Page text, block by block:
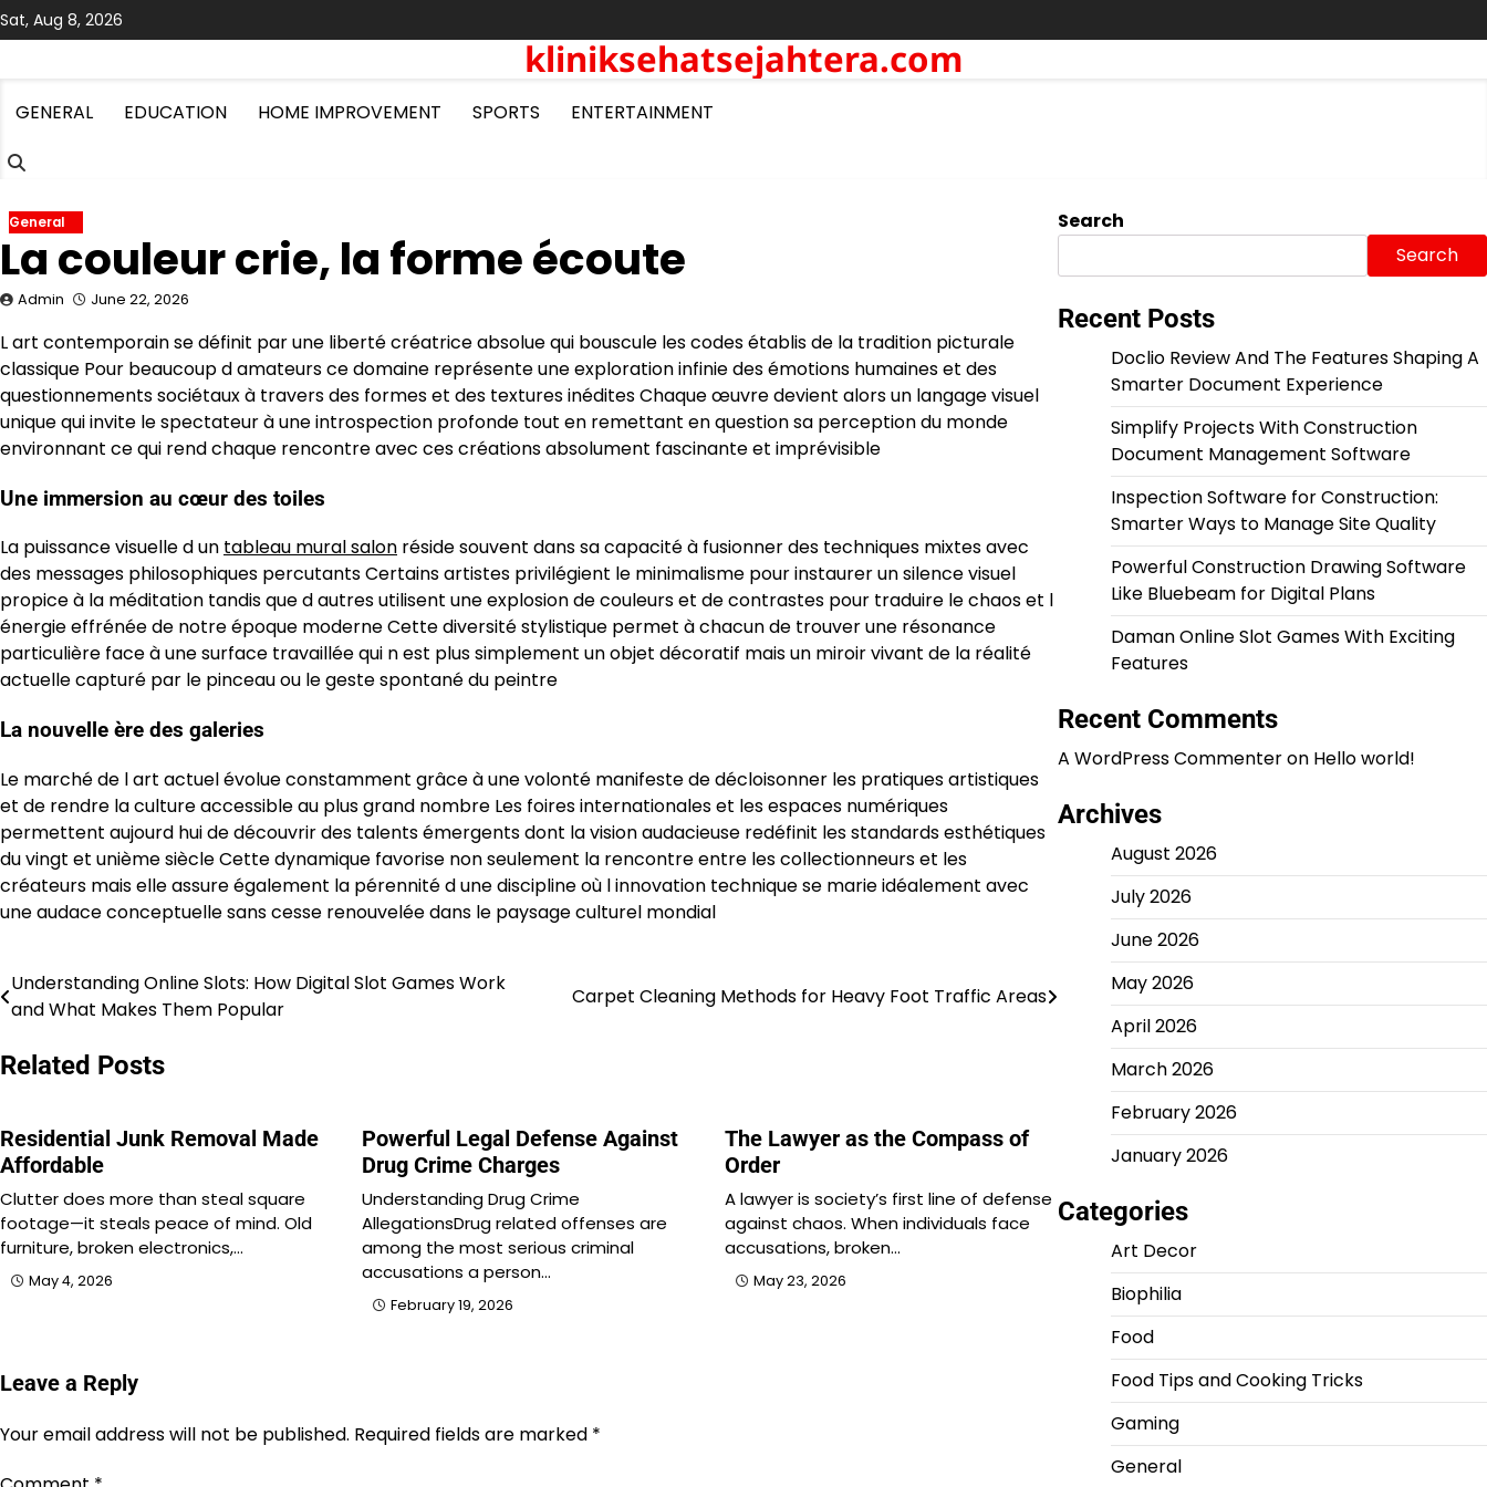
Skip
to
Sat, Aug 8, 2026
kliniksehatsejahtera.com
GENERAL EDUCATION HOME IMPROVEMENT SPORTS ENTERTAINMENT
General
La couleur crie, la forme écoute
Admin June 22, 2026
L art contemporain se définit par une liberté créatrice absolue qui bouscule les codes établis de la tradition picturale
classique Pour beaucoup d amateurs ce domaine représente une exploration infinie des émotions humaines et des
questionnements sociétaux à travers des formes et des textures inédites Chaque œuvre devient alors un langage visuel
unique qui invite le spectateur à une introspection profonde tout en remettant en question sa perception du monde
environnant ce qui rend chaque rencontre avec ces créations absolument fascinante et imprévisible
Une immersion au cœur des toiles
La puissance visuelle d un tableau mural salon réside souvent dans sa capacité à fusionner des techniques mixtes avec
des messages philosophiques percutants Certains artistes privilégient le minimalisme pour instaurer un silence visuel
propice à la méditation tandis que d autres utilisent une explosion de couleurs et de contrastes pour traduire le chaos et l
énergie effrénée de notre époque moderne Cette diversité stylistique permet à chacun de trouver une résonance
particulière face à une surface travaillée qui n est plus simplement un objet décoratif mais un miroir vivant de la réalité
actuelle capturé par le pinceau ou le geste spontané du peintre
La nouvelle ère des galeries
Le marché de l art actuel évolue constamment grâce à une volonté manifeste de décloisonner les pratiques artistiques
et de rendre la culture accessible au plus grand nombre Les foires internationales et les espaces numériques
permettent aujourd hui de découvrir des talents émergents dont la vision audacieuse redéfinit les standards esthétiques
du vingt et unième siècle Cette dynamique favorise non seulement la rencontre entre les collectionneurs et les
créateurs mais elle assure également la pérennité d une discipline où l innovation technique se marie idéalement avec
une audace conceptuelle sans cesse renouvelée dans le paysage culturel mondial
Post
Understanding Online Slots: How Digital Slot Games Work
and What Makes Them Popular
Carpet Cleaning Methods for Heavy Foot Traffic Areas
Related Posts
Residential Junk Removal Made
Affordable
Clutter does more than steal square
footage—it steals peace of mind. Old
furniture, broken electronics,…
May 4, 2026
Powerful Legal Defense Against
Drug Crime Charges
Understanding Drug Crime
AllegationsDrug related offenses are
among the most serious criminal
accusations a person…
February 19, 2026
The Lawyer as the Compass of
Order
A lawyer is society’s first line of defense
against chaos. When individuals face
accusations, broken…
May 23, 2026
Leave a Reply
Your email address will not be published. Required fields are marked *
Search
Search
Recent Posts
Doclio Review And The Features Shaping A
Smarter Document Experience
Simplify Projects With Construction
Document Management Software
Inspection Software for Construction:
Smarter Ways to Manage Site Quality
Powerful Construction Drawing Software
Like Bluebeam for Digital Plans
Daman Online Slot Games With Exciting
Features
Recent Comments
A WordPress Commenteron Hello world!
Archives
August 2026
July 2026
June 2026
May 2026
April 2026
March 2026
February 2026
January 2026
Categories
Art Decor
Biophilia
Food
Food Tips and Cooking Tricks
Gaming
General